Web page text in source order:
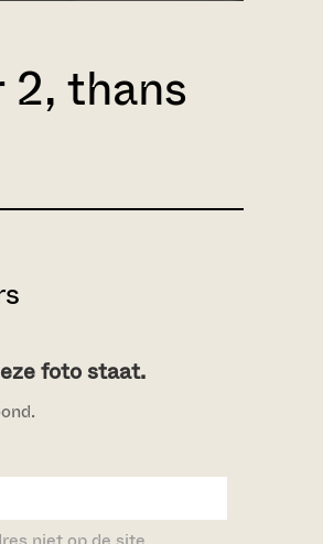
2, thans
foto staat.